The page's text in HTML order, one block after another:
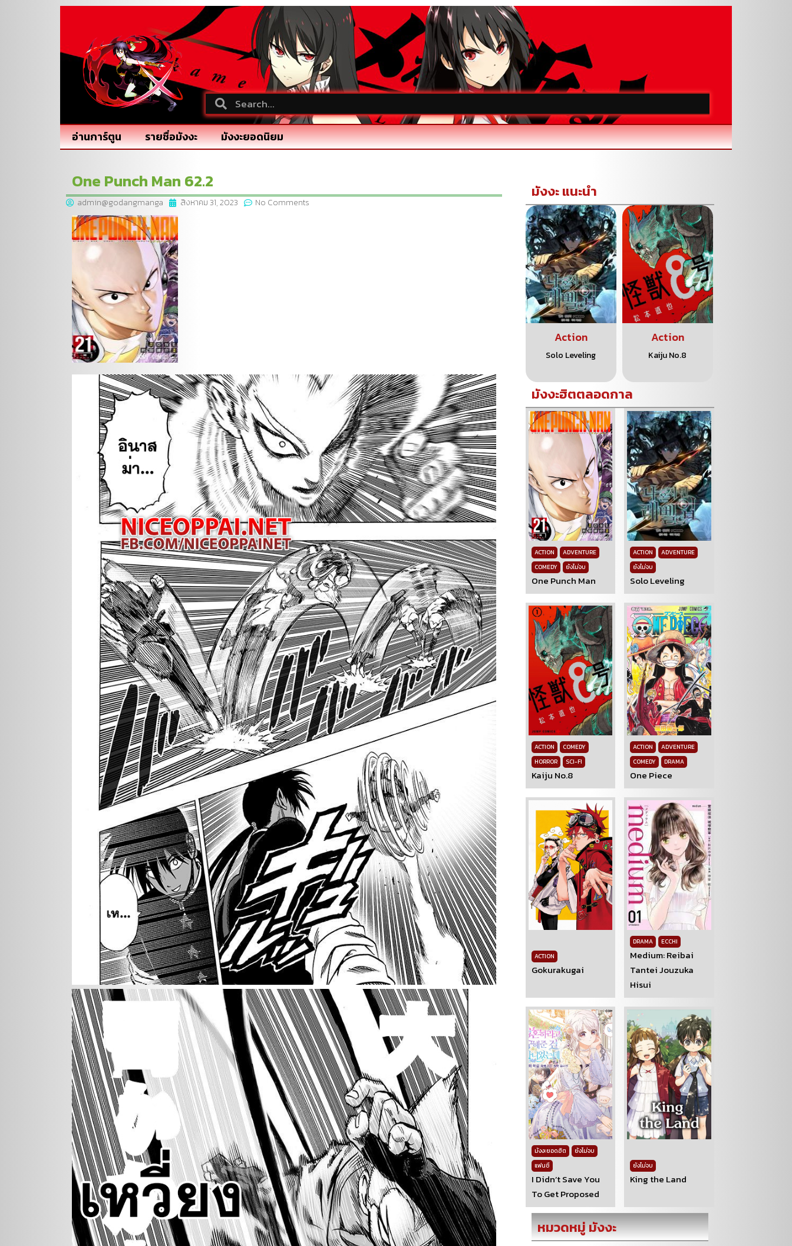
อ่านการ์ตูน รายชื่อมังงะ มังงะยอดนิยม
One Punch Man 62.2
admin@godangmanga สิงหาคม 31, 2023 No Comments
มังงะ แนะนำ
Action
Gokurakugai
Drama
Medium: Reibai
Action
Solo Leveling
Action
Kaiju No.8
มังงะฮิตตลอดกาล
ACTION
ADVENTURE
COMEDY
ยังไม่จบ
One Punch Man
ACTION
ADVENTURE
ยังไม่จบ
Solo Leveling
ACTION
COMEDY
HORROR
SCI-FI
Kaiju No.8
ACTION
ADVENTURE
COMEDY
DRAMA
One Piece
ACTION
Gokurakugai
DRAMA ECCHI
Medium: Reibai
Tantei Jouzuka
Hisui
มังงะยอดฮิต
ยังไม่จบ
แฟนซี
I Didn’t Save You
To Get Proposed
ยังไม่จบ
King the Land
หมวดหมู่ มังงะ